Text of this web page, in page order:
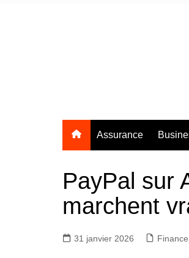
Assurance
PayPal sur
marchent
31 janvier 2026 Finance